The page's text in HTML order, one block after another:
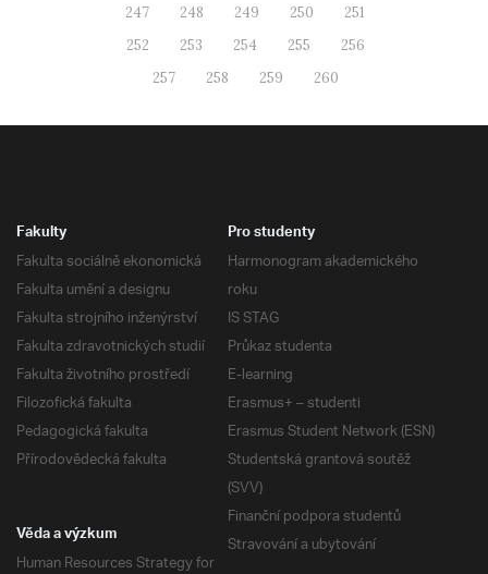
247
248 249 250
251
252
253 254 255
256
257
258 259 260
Fakulty
Fakulta sociálně ekonomická
Fakulta umění a designu
Fakulta strojního inženýrství
Fakulta zdravotnických studií
Fakulta životního prostředí
Filozofická fakulta
Pedagogická fakulta
Přírodovědecká fakulta
Pro studenty
Harmonogram akademického
roku
IS STAG
Průkaz studenta
E-learning
Erasmus+ – studenti
Erasmus Student Network (ESN)
Studentská grantová soutěž
(SVV)
Finanční podpora studentů
Stravování a ubytování
Věda a výzkum
Human Resources Strategy for